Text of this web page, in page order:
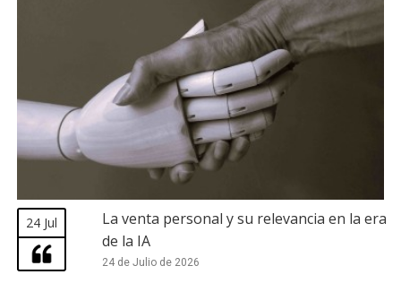
24 Jul
La venta personal y su relevancia en la era
de la IA
24 de Julio de 2026